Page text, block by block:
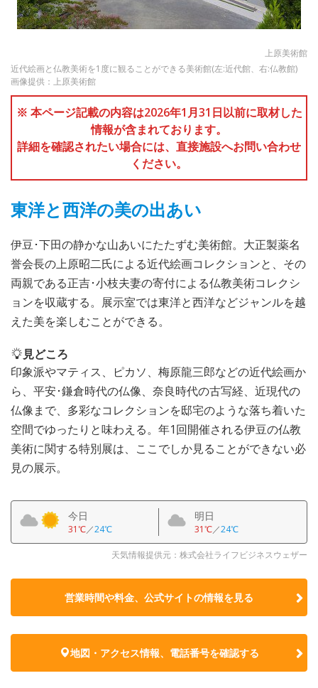
上原美術館
近代絵画と仏教美術を1度に観ることができる美術館(左:近代館、右:仏教館)
画像提供：上原美術館
※ 本ページ記載の内容は2026年1月31日以前に取材した
情報が含まれております。
詳細を確認されたい場合には、直接施設へお問い合わせ
ください。
東洋と西洋の美の出あい
伊豆･下田の静かな山あいにたたずむ美術館。大正製薬名
誉会長の上原昭二氏による近代絵画コレクションと、その
両親である正吉･小枝夫妻の寄付による仏教美術コレクシ
ョンを収蔵する。展示室では東洋と西洋などジャンルを越
えた美を楽しむことができる。
見どころ
印象派やマティス、ピカソ、梅原龍三郎などの近代絵画か
ら、平安･鎌倉時代の仏像、奈良時代の古写経、近現代の
仏像まで、多彩なコレクションを邸宅のような落ち着いた
空間でゆったりと味わえる。年1回開催される伊豆の仏教
美術に関する特別展は、ここでしか見ることができない必
見の展示。
今日
31℃／24℃
明日
31℃／24℃
天気情報提供元：株式会社ライフビジネスウェザー
営業時間や料金、公式サイトの情報を見る
地図・アクセス情報、電話番号を確認する